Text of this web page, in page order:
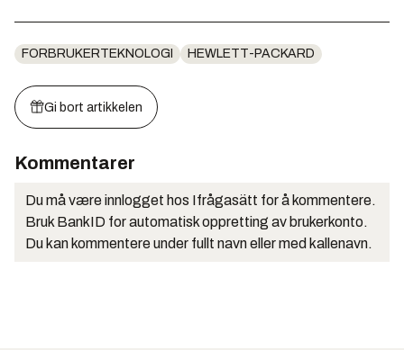
FORBRUKERTEKNOLOGI HEWLETT-PACKARD
Gi bort artikkelen
Kommentarer
Du må være innlogget hos Ifrågasätt for å kommentere.
Bruk BankID for automatisk oppretting av brukerkonto.
Du kan kommentere under fullt navn eller med kallenavn.